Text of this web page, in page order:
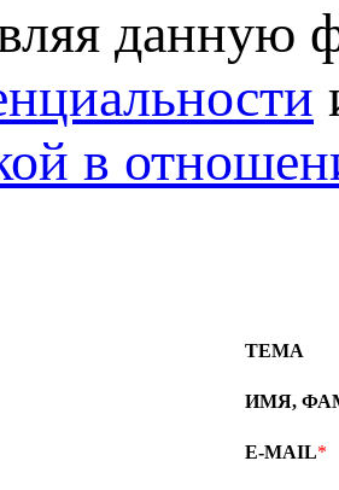
данную
в
ТЕМА
ИМЯ,
E-MAIL*